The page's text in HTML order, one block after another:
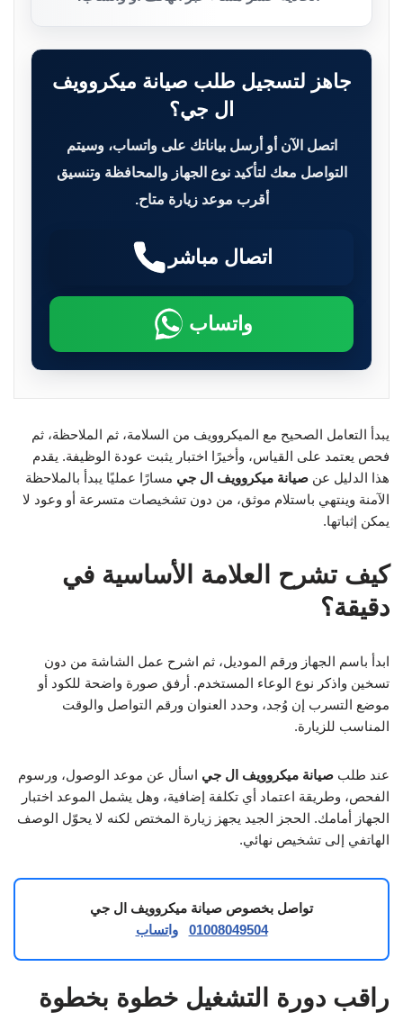
جاهز لتسجيل طلب صيانة ميكروويف
ال جي؟
اتصل الآن أو أرسل بياناتك على واتساب، وسيتم
التواصل معك لتأكيد نوع الجهاز والمحافظة وتنسيق
أقرب موعد زيارة متاح.
اتصال مباشر
واتساب
يبدأ التعامل الصحيح مع الميكروويف من السلامة، ثم الملاحظة، ثم
فحص يعتمد على القياس، وأخيرًا اختبار يثبت عودة الوظيفة. يقدم
هذا الدليل عن صيانة ميكروويف ال جي مسارًا عمليًا يبدأ بالملاحظة
الآمنة وينتهي باستلام موثق، من دون تشخيصات متسرعة أو وعود لا
يمكن إثباتها.
كيف تشرح العلامة الأساسية في
دقيقة؟
ابدأ باسم الجهاز ورقم الموديل، ثم اشرح عمل الشاشة من دون
تسخين واذكر نوع الوعاء المستخدم. أرفق صورة واضحة للكود أو
موضع التسرب إن وُجد، وحدد العنوان ورقم التواصل والوقت
المناسب للزيارة.
عند طلب صيانة ميكروويف ال جي اسأل عن موعد الوصول، ورسوم
الفحص، وطريقة اعتماد أي تكلفة إضافية، وهل يشمل الموعد اختبار
الجهاز أمامك. الحجز الجيد يجهز زيارة المختص لكنه لا يحوّل الوصف
الهاتفي إلى تشخيص نهائي.
تواصل بخصوص صيانة ميكروويف ال جي
01008049504
واتساب
راقب دورة التشغيل خطوة بخطوة